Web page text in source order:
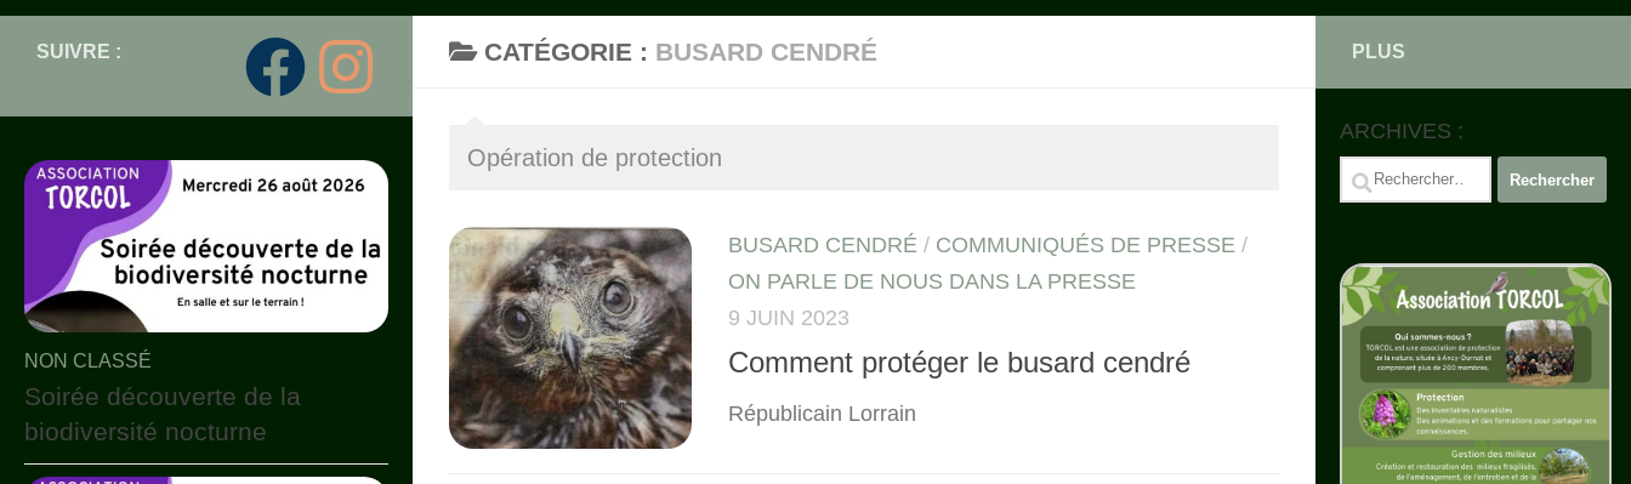
CATÉGORIE : BUSARD CENDRÉ
Opération de protection
BUSARD CENDRÉ / COMMUNIQUÉS DE PRESSE /
ON PARLE DE NOUS DANS LA PRESSE
9 JUIN 2023
Comment protéger le busard cendré
Républicain Lorrain
SUIVRE :
NON CLASSÉ
Soirée découverte de la
biodiversité nocturne
PLUS
ARCHIVES :
Rechercher :